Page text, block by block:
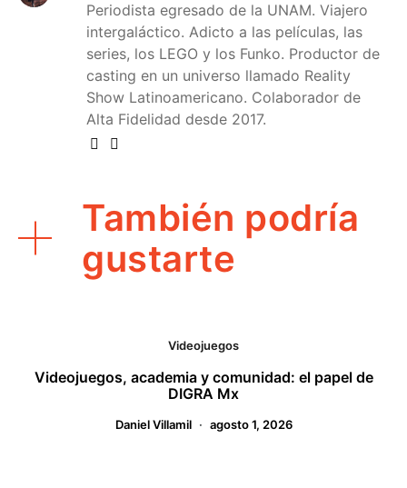
Periodista egresado de la UNAM. Viajero
intergaláctico. Adicto a las películas, las
series, los LEGO y los Funko. Productor de
casting en un universo llamado Reality
Show Latinoamericano. Colaborador de
Alta Fidelidad desde 2017.
También podría
gustarte
Videojuegos
Videojuegos, academia y comunidad: el papel de
DIGRA Mx
Daniel Villamil agosto 1, 2026